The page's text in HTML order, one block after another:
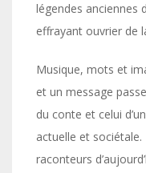
légendes anciennes
effrayant ouvrier de
Musique, mots et
et un message
du conte et celui
actuelle et
raconteurs